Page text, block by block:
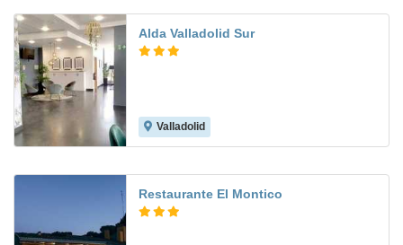
Alda Valladolid Sur
Valladolid
Restaurante El Montico